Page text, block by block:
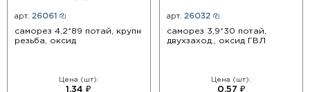
арт. 26061
саморез 4,2*89 потай, крупн
резьба, оксид
Цена (шт):
1.34 ₽
арт. 26032
саморез 3,9*30 потай,
двухзаход., оксид ГВЛ
Цена (шт):
0.57 ₽